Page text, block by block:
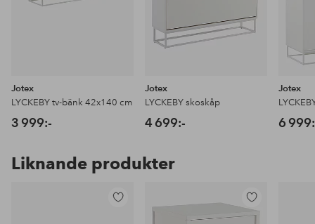
Jotex
LYCKEBY tv-bänk 42x140 cm
3 999:-
Jotex
LYCKEBY skoskåp
4 699:-
Jotex
6
Liknande produkter
Lägg